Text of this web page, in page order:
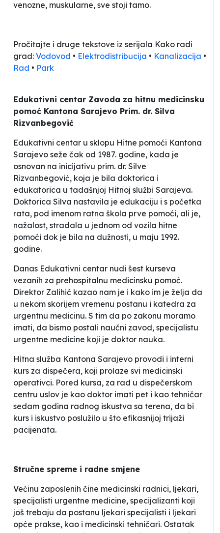
venozne, muskularne, sve stoji tamo.
Pročitajte i druge tekstove iz serijala Kako radi
grad: Vodovod • Elektrodistribucija • Kanalizacija •
Rad • Park
Edukativni centar Zavoda za hitnu medicinsku
pomoć Kantona Sarajevo Prim. dr. Silva
Rizvanbegović
Edukativni centar u sklopu Hitne pomoći Kantona
Sarajevo seže čak od 1987. godine, kada je
osnovan na inicijativu prim. dr. Silve
Rizvanbegović, koja je bila doktorica i
edukatorica u tadašnjoj Hitnoj službi Sarajeva.
Doktorica Silva nastavila je edukaciju i s početka
rata, pod imenom ratna škola prve pomoći, ali je,
nažalost, stradala u jednom od vozila hitne
pomoći dok je bila na dužnosti, u maju 1992.
godine.
Danas Edukativni centar nudi šest kurseva
vezanih za prehospitalnu medicinsku pomoć.
Direktor Zalihić kazao nam je i kako im je želja da
u nekom skorijem vremenu postanu i katedra za
urgentnu medicinu. S tim da po zakonu moramo
imati, da bismo postali naučni zavod, specijalistu
urgentne medicine koji je doktor nauka.
Hitna služba Kantona Sarajevo provodi i interni
kurs za dispečera, koji prolaze svi medicinski
operativci. Pored kursa, za rad u dispečerskom
centru uslov je kao doktor imati pet i kao tehničar
sedam godina radnog iskustva sa terena, da bi
kurs i iskustvo poslužilo u što efikasnijoj trijaži
pacijenata.
Stručne spreme i radne smjene
Većinu zaposlenih čine medicinski radnici, ljekari,
specijalisti urgentne medicine, specijalizanti koji
još trebaju da postanu ljekari specijalisti i ljekari
opće prakse, kao i medicinski tehničari. Ostatak